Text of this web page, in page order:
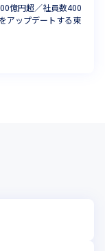
億円超／社員数400
アップデートする東